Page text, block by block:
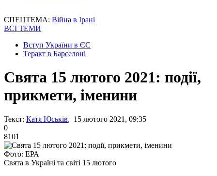
СПЕЦТЕМА: Війна в Ірані
ВСІ ТЕМИ
Вступ України в ЄС
Теракт в Барселоні
Свята 15 лютого 2021: події,
прикмети, іменини
Текст: Катя Юськів, 15 лютого 2021, 09:35
0
8101
Фото: ЕРА
Свята в Україні та світі 15 лютого